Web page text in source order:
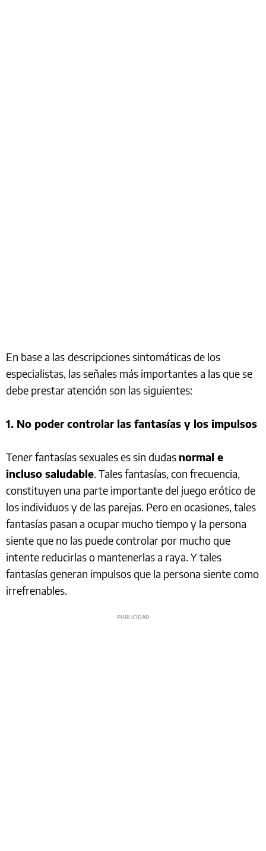
En base a las descripciones sintomáticas de los
especialistas, las señales más importantes a las que se
debe prestar atención son las siguientes:
1. No poder controlar las fantasías y los impulsos
Tener fantasías sexuales es sin dudas normal e
incluso saludable. Tales fantasías, con frecuencia,
constituyen una parte importante del juego erótico de
los individuos y de las parejas. Pero en ocasiones, tales
fantasías pasan a ocupar mucho tiempo y la persona
siente que no las puede controlar por mucho que
intente reducirlas o mantenerlas a raya. Y tales
fantasías generan impulsos que la persona siente como
irrefrenables.